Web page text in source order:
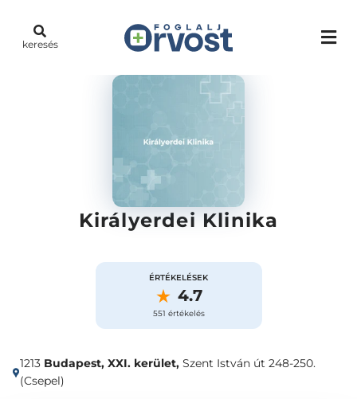
keresés
Királyerdei Klinika
ÉRTÉKELÉSEK
4.7
551 értékelés
1213 Budapest, XXI. kerület, Szent István út 248-250.
(Csepel)